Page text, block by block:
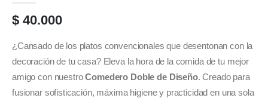
$ 40.000
¿Cansado de los platos convencionales que desentonan con la
decoración de tu casa? Eleva la hora de la comida de tu mejor
amigo con nuestroComedero Doble de Diseño. Creado para
fusionar sofisticación, máxima higiene y practicidad en una sola